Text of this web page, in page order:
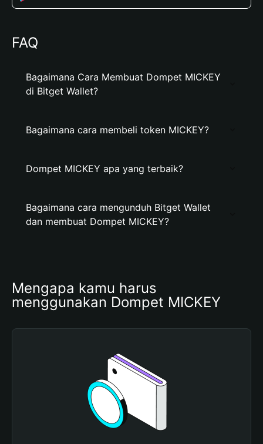
FAQ
Bagaimana Cara Membuat Dompet MICKEY
di Bitget Wallet?
Bagaimana cara membeli token MICKEY?
Dompet MICKEY apa yang terbaik?
Bagaimana cara mengunduh Bitget Wallet
dan membuat Dompet MICKEY?
Mengapa kamu harus
menggunakan Dompet MICKEY